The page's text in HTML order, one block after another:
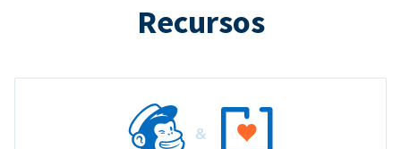
Recursos